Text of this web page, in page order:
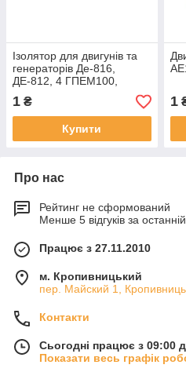
Ізолятор для двигунів та
генераторів Де-816,
ДЕ-812, 4 ГПЕМ100,
ПЕМ151, МПЕ350,
ПЕМ40.
1 ₴
Купити
1
Про нас
Рейтинг не сформований
Менше 5 відгуків за останній
Працює з 27.11.2010
м. Кропивницький
пер. Майский 1,
Контакти
Сьогодні працює з 09:00
Показати весь графік